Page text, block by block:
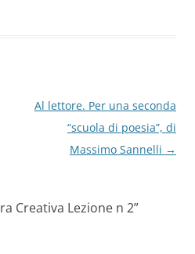
Al lettore. Per una seconda
“scuola di poesia”, di
Massimo Sannelli →
Creativa Lezione n 2”